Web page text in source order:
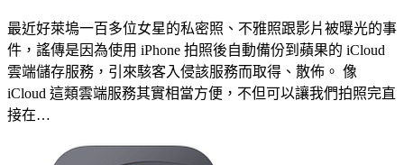
最近好萊塢一百多位女星的私密照、不雅照跟影片被曝光的事
件，謠傳是因為使用 iPhone 拍照後自動備份到蘋果的 iCloud
雲端儲存服務，引來駭客入侵該服務而取得、散佈。 像
iCloud 這類雲端服務其實相當方便，不但可以讓我們拍照完直
接在…